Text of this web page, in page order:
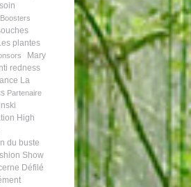
soin
Boosters
plantes
Mary
redness
La
Partenaire
High
du buste
Show
Défilé